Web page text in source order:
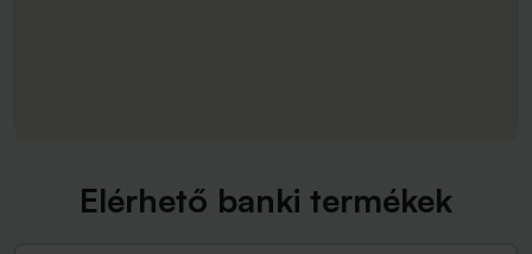
Elérhető banki termékek